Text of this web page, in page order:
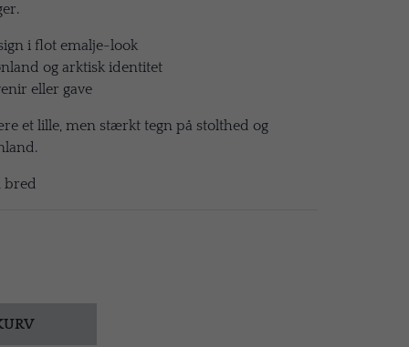
i flot emalje-look
og arktisk identitet
eller gave
et lille, men stærkt tegn på stolthed og
bred